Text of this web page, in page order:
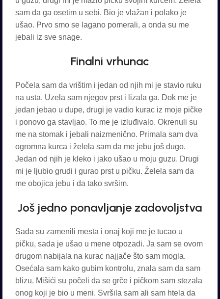
sam da ga osetim u sebi. Bio je vlažan i polako je
ušao. Prvo smo se lagano pomerali, a onda su me
jebali iz sve snage.
Finalni vrhunac
Počela sam da vrištim i jedan od njih mi je stavio ruku
na usta. Uzela sam njegov prst i lizala ga. Dok me je
jedan jebao u dupe, drugi je vadio kurac iz moje pičke
i ponovo ga stavljao. To me je izluđivalo. Okrenuli su
me na stomak i jebali naizmenično. Primala sam dva
ogromna kurca i želela sam da me jebu još dugo.
Jedan od njih je kleko i jako ušao u moju guzu. Drugi
mi je ljubio grudi i gurao prst u pičku. Želela sam da
me obojica jebu i da tako svršim.
Još jedno ponavljanje zadovoljstva
Sada su zamenili mesta i onaj koji me je tucao u
pičku, sada je ušao u mene otpozadi. Ja sam se ovom
drugom nabijala na kurac najjače što sam mogla.
Osećala sam kako gubim kontrolu, znala sam da sam
blizu. Mišići su počeli da se grče i pičkom sam stezala
onog koji je bio u meni. Svršila sam ali sam htela da